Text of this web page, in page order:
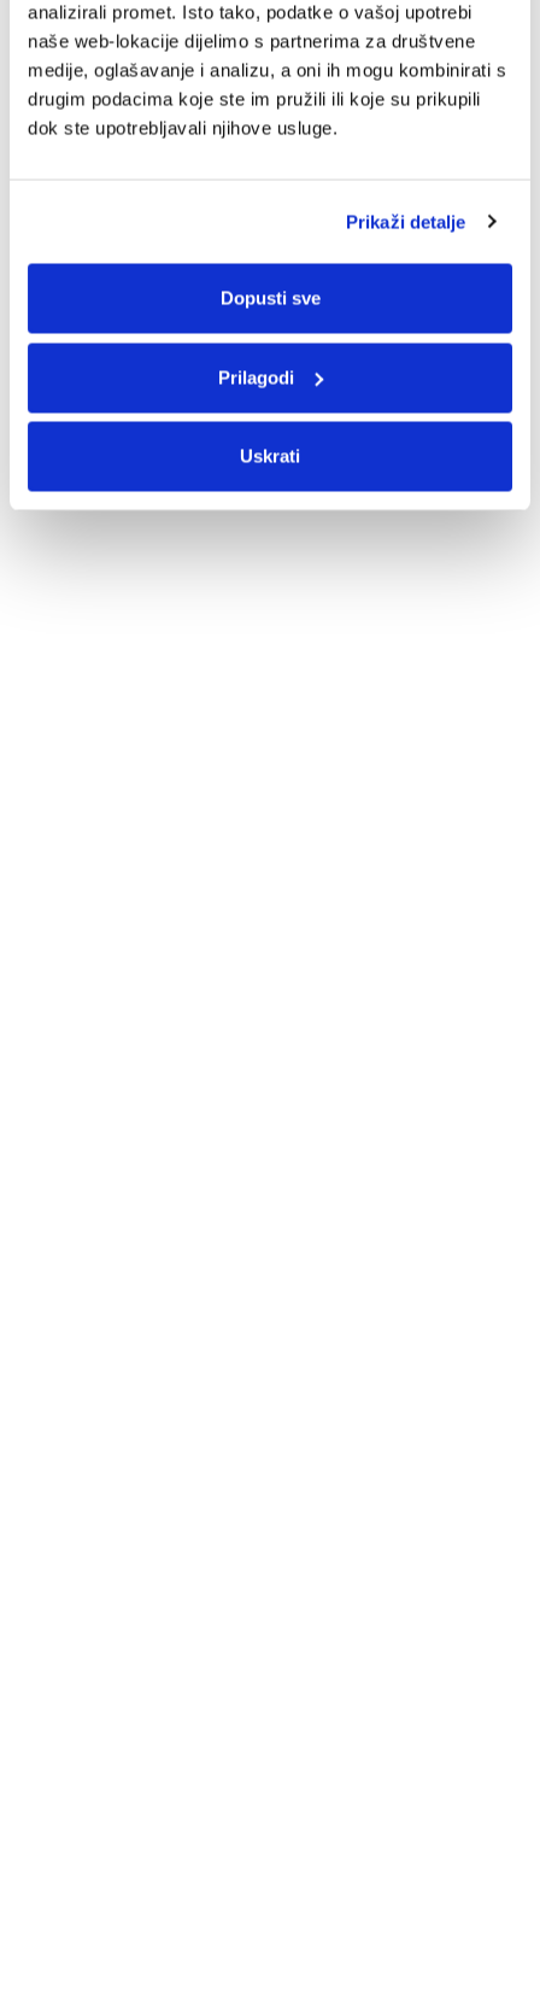
analizirali promet. Isto tako, podatke o vašoj upotrebi
naše web-lokacije dijelimo s partnerima za društvene
medije, oglašavanje i analizu, a oni ih mogu kombinirati s
drugim podacima koje ste im pružili ili koje su prikupili
dok ste upotrebljavali njihove usluge.
Prikaži detalje
Dopusti sve
Prilagodi
Uskrati